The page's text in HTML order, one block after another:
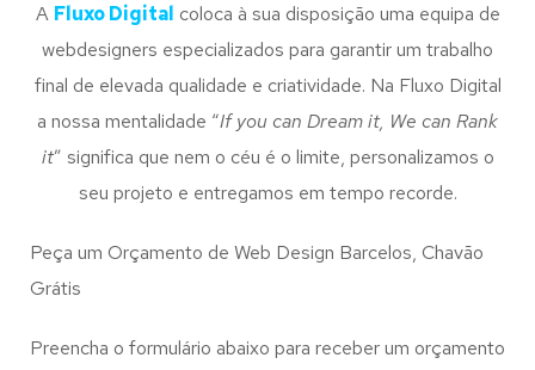
A Fluxo Digital coloca à sua disposição uma equipa de
webdesigners especializados para garantir um trabalho
final de elevada qualidade e criatividade. Na Fluxo Digital
a nossa mentalidade “If you can Dream it, We can Rank
it” significa que nem o céu é o limite, personalizamos o
seu projeto e entregamos em tempo recorde.
Peça um Orçamento de Web Design Barcelos, Chavão
Grátis
Preencha o formulário abaixo para receber um orçamento